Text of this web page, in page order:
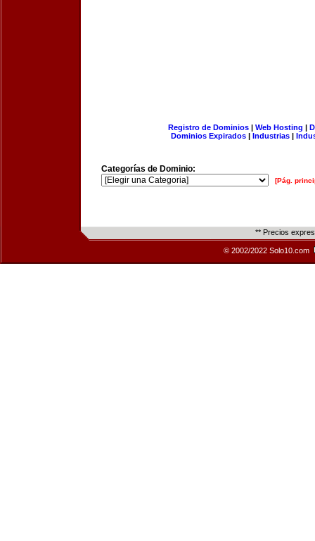
Registro de Dominios| Web Hosting |
Dominios Expirados | Industrias |
Categorías de Dominio:
[Pág.
** Precios
© 2002/2022 Solo10.com